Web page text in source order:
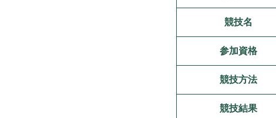
競技名
参加資格
競技方法
競技結果